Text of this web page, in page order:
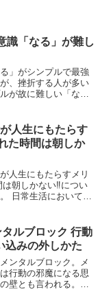
「なる」が難し
」がシンプルで最強
、挫折する人が多い
が故に難しい「な
人生にもたらす
た時間は朝しか
人生にもたらすメリ
は朝しかない‼につい
自
いい朝にやりたいこ
す
ルブロック 行動
込みの外しかた
ンタルブロック。メ
行動の邪魔になる思
壁とも言われる。パ